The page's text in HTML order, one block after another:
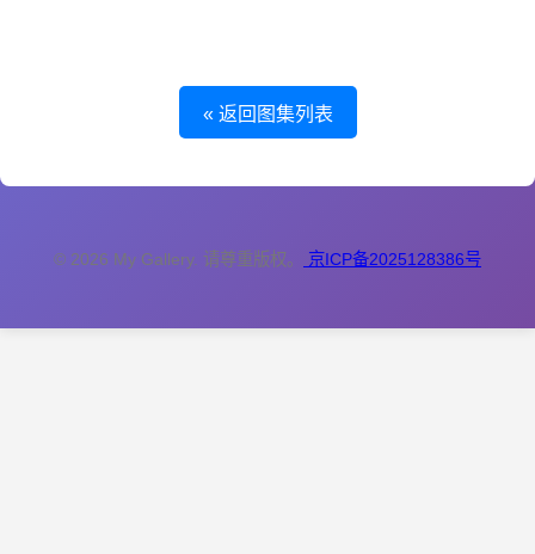
« 返回图集列表
© 2026 My Gallery. 请尊重版权。 京ICP备2025128386号